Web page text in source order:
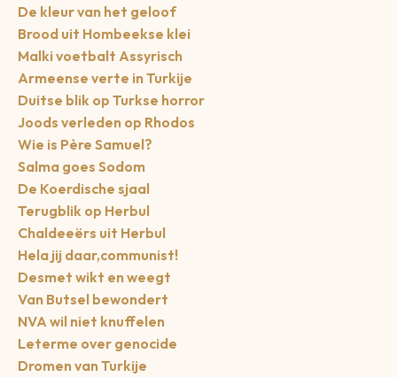
De kleur van het geloof
Brood uit Hombeekse klei
Malki voetbalt Assyrisch
Armeense verte in Turkije
Duitse blik op Turkse horror
Joods verleden op Rhodos
Wie is Père Samuel?
Salma goes Sodom
De Koerdische sjaal
Terugblik op Herbul
Chaldeeërs uit Herbul
Hela jij daar,communist!
Desmet wikt en weegt
Van Butsel bewondert
NVA wil niet knuffelen
Leterme over genocide
Dromen van Turkije